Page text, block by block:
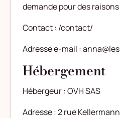
demande pour des
Contact : /contact/
Adresse e-mail :
Hébergement
Hébergeur : OVH SAS
Adresse : 2 rue